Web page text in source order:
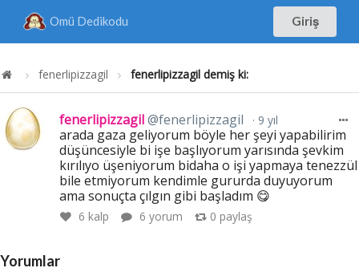
Omü Dedikodu Giriş
fenerlipizzagil fenerlipizzagil demiş ki:
fenerlipizzagil@fenerlipizzagil 9 yıl
arada gaza geliyorum böyle her şeyi yapabilirim
düşüncesiyle bi işe başlıyorum yarısında şevkim
kırılıyo üşeniyorum bidaha o işi yapmaya tenezzül
bile etmiyorum kendimle gururda duyuyorum
ama sonuçta çılgın gibi başladım 😋
6 kalp 6 yorum 0 paylaş
Yorumlar